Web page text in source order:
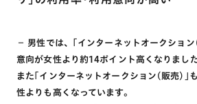
－ 男性では、｢インターネットオークショ
意向が女性より約14ポイント高くなりました
また｢インターネットオークション(販売)｣
性よりも高くなっています。